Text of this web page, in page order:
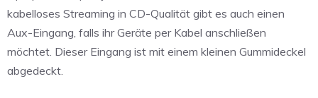
kabelloses Streaming in CD-Qualität gibt es auch einen
Aux-Eingang, falls ihr Geräte per Kabel anschließen
möchtet. Dieser Eingang ist mit einem kleinen Gummideckel
abgedeckt.